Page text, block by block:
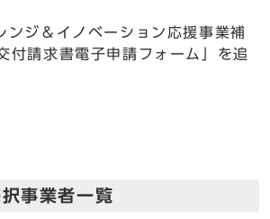
ンジ＆イノベーション応援事業補
付請求書電子申請フォーム」を追
事業者一覧